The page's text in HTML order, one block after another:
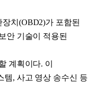
치(OBD2)가 포함된
안 기술이 적용된
계획이다. 이
템, 사고 영상 송수신 등